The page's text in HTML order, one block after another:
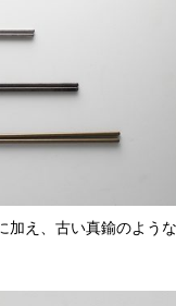
加え、古い真鍮のよう